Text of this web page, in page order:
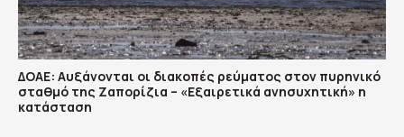
ΔΟΑΕ: Αυξάνονται οι διακοπές ρεύματος στον πυρηνικό
σταθμό της Ζαπορίζια – «Εξαιρετικά ανησυχητική» η
κατάσταση